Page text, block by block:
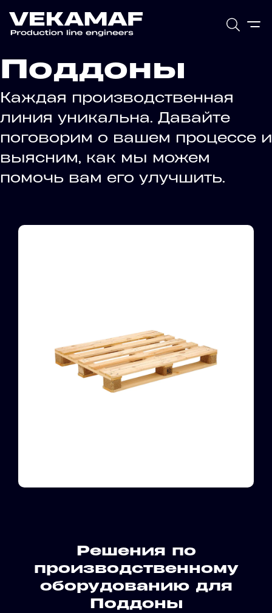
Поддоны
Каждая производственная
линия уникальна. Давайте
поговорим о вашем процессе и
выясним, как мы можем
помочь вам его улучшить.
Решения по
производственному
оборудованию для
Поддоны